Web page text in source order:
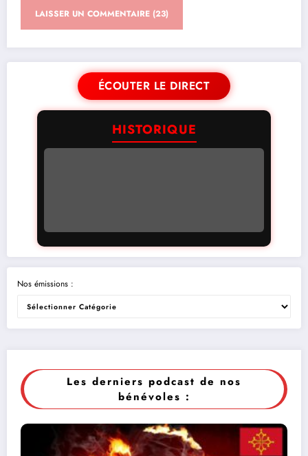
ÉCOUTER LE DIRECT
HISTORIQUE
Nos émissions :
Les derniers podcast de nos
bénévoles :